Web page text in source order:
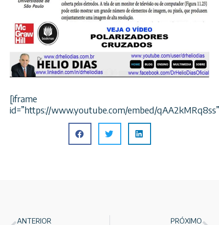
[iframe
id=”https://www.youtube.com/embed/
ANTERIOR PRÓXIMO